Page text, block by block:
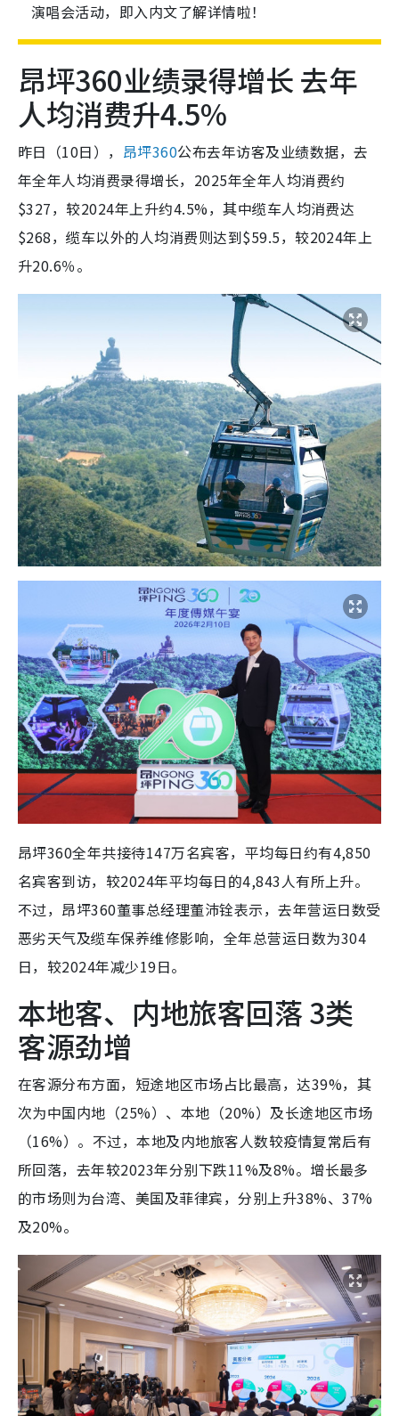
演唱会活动，即入内文了解详情啦！
昂坪360业绩录得增长 去年
人均消费升4.5%
昨日（10日）， 昂坪360公布去年访客及业绩数据，去
年全年人均消费录得增长，2025年全年人均消费约
$327，较2024年上升约4.5%，其中缆车人均消费达
$268，缆车以外的人均消费则达到$59.5，较2024年上
升20.6％。
昂坪360全年共接待147万名宾客，平均每日约有4,850
名宾客到访，较2024年平均每日的4,843人有所上升。
不过，昂坪360董事总经理董沛铨表示，去年营运日数受
恶劣天气及缆车保养维修影响，全年总营运日数为304
日，较2024年减少19日。
本地客、内地旅客回落 3类
客源劲增
在客源分布方面，短途地区市场占比最高，达39%，其
次为中国内地（25%）、本地（20%）及长途地区市场
（16%）。不过，本地及内地旅客人数较疫情复常后有
所回落，去年较2023年分别下跌11%及8%。增长最多
的市场则为台湾、美国及菲律宾，分别上升38%、37%
及20%。